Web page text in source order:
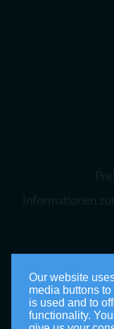
Informationen
Our website
media buttons
is used and to
functionality.